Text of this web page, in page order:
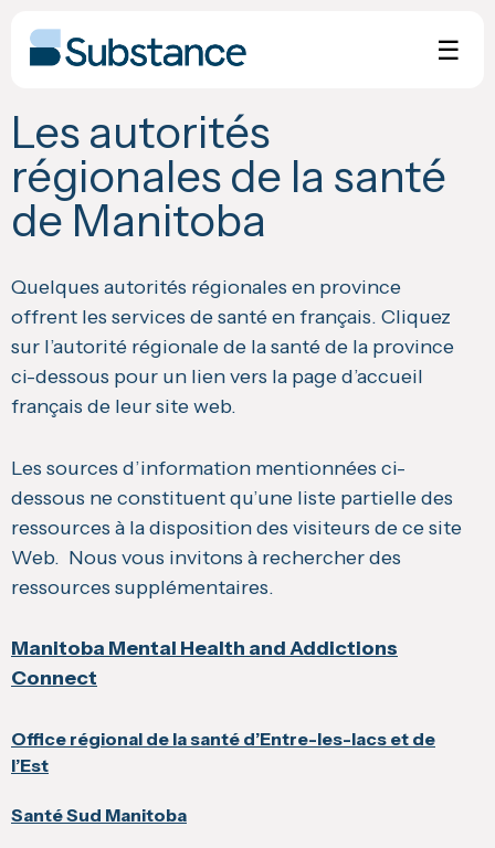
content
☰
Les autorités
régionales de la santé
de Manitoba
Quelques autorités régionales en province
offrent les services de santé en français. Cliquez
sur l’autorité régionale de la santé de la province
ci-dessous pour un lien vers la page d’accueil
français de leur site web.
Les sources d’information mentionnées ci-
dessous ne constituent qu’une liste partielle des
ressources à la disposition des visiteurs de ce site
Web. Nous vous invitons à rechercher des
ressources supplémentaires.
Manitoba Mental Health and Addictions
Connect
Office régional de la santé d’Entre-les-lacs et de
l’Est
Santé Sud Manitoba